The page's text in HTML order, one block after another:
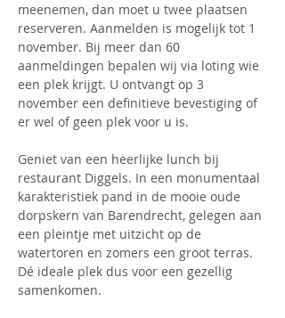
meenemen, dan moet u twee plaatsen
reserveren. Aanmelden is mogelijk tot 1
november. Bij meer dan 60
aanmeldingen bepalen wij via loting wie
een plek krijgt. U ontvangt op 3
november een definitieve bevestiging of
er wel of geen plek voor u is.
Geniet van een heerlijke lunch bij
restaurant Diggels. In een monumentaal
karakteristiek pand in de mooie oude
dorpskern van Barendrecht, gelegen aan
een pleintje met uitzicht op de
watertoren en zomers een groot terras.
Dé ideale plek dus voor een gezellig
samenkomen.